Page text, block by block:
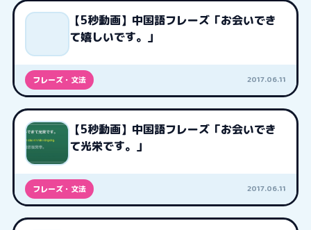
【5秒動画】中国語フレーズ「お会いでき
て嬉しいです。」
フレーズ・文法 2017.06.11
【5秒動画】中国語フレーズ「お会いでき
て光栄です。」
フレーズ・文法 2017.06.11